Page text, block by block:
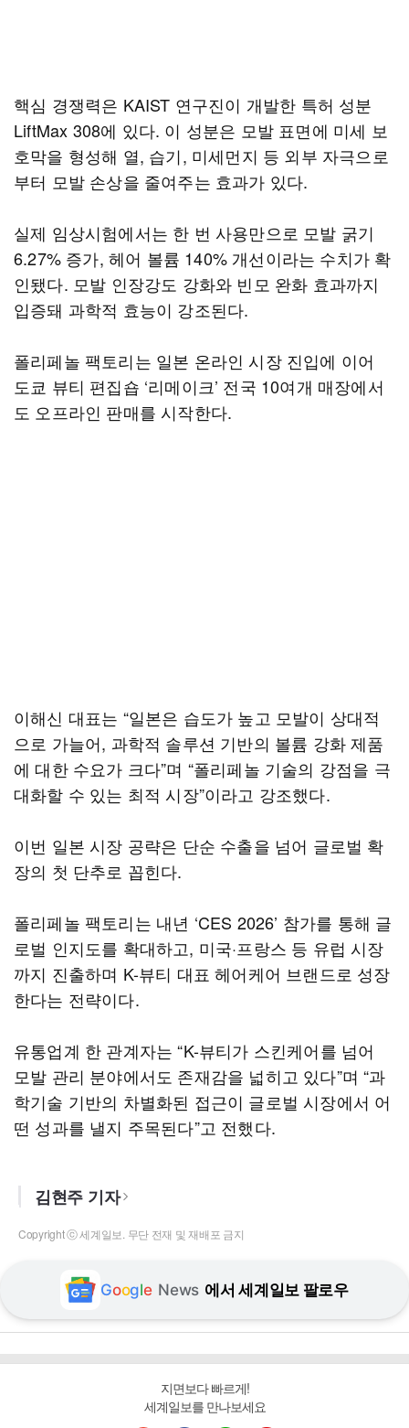
핵심 경쟁력은 KAIST 연구진이 개발한 특허 성분
LiftMax 308에 있다. 이 성분은 모발 표면에 미세 보
호막을 형성해 열, 습기, 미세먼지 등 외부 자극으로
부터 모발 손상을 줄여주는 효과가 있다.
실제 임상시험에서는 한 번 사용만으로 모발 굵기
6.27% 증가, 헤어 볼륨 140% 개선이라는 수치가 확
인됐다. 모발 인장강도 강화와 빈모 완화 효과까지
입증돼 과학적 효능이 강조된다.
폴리페놀 팩토리는 일본 온라인 시장 진입에 이어
도쿄 뷰티 편집숍 ‘리메이크’ 전국 10여개 매장에서
도 오프라인 판매를 시작한다.
이해신 대표는 “일본은 습도가 높고 모발이 상대적
으로 가늘어, 과학적 솔루션 기반의 볼륨 강화 제품
에 대한 수요가 크다”며 “폴리페놀 기술의 강점을 극
대화할 수 있는 최적 시장”이라고 강조했다.
이번 일본 시장 공략은 단순 수출을 넘어 글로벌 확
장의 첫 단추로 꼽힌다.
폴리페놀 팩토리는 내년 ‘CES 2026’ 참가를 통해 글
로벌 인지도를 확대하고, 미국·프랑스 등 유럽 시장
까지 진출하며 K-뷰티 대표 헤어케어 브랜드로 성장
한다는 전략이다.
유통업계 한 관계자는 “K-뷰티가 스킨케어를 넘어
모발 관리 분야에서도 존재감을 넓히고 있다”며 “과
학기술 기반의 차별화된 접근이 글로벌 시장에서 어
떤 성과를 낼지 주목된다”고 전했다.
김현주 기자
Copyright ⓒ 세계일보. 무단 전재 및 재배포 금지
Google News 에서 세계일보 팔로우
지면보다 빠르게!
세계일보를 만나보세요